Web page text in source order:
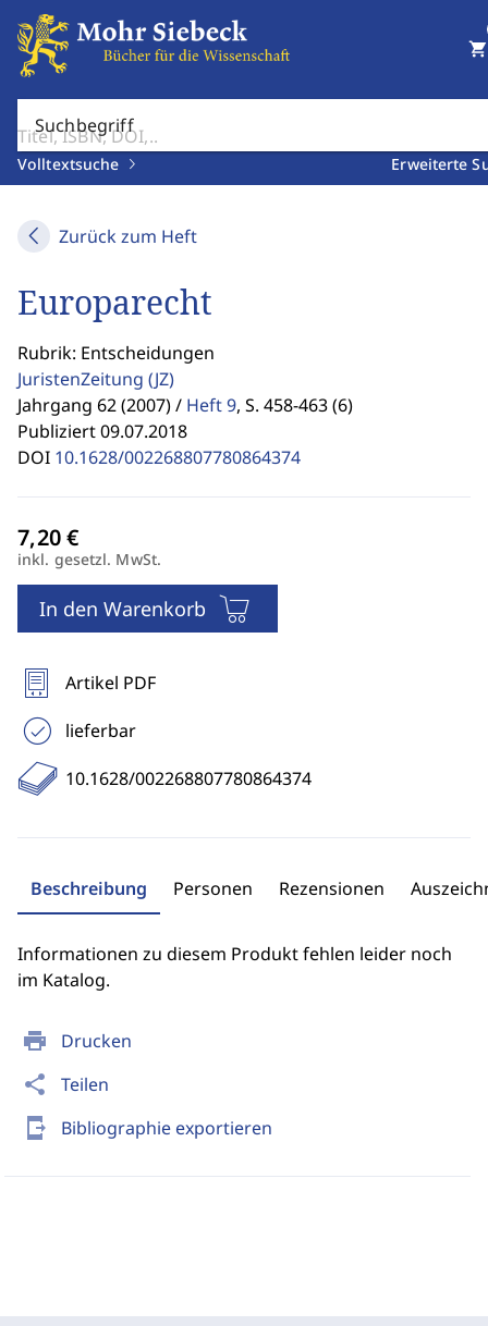
Suchbegriff
Volltextsuche Erweiterte
shopping_cart
Zurück zum Heft
print Drucken
share Teilen
send_to_mobile Bibliographie exportieren
Europarecht
Rubrik: Entscheidungen
JuristenZeitung (JZ)
Jahrgang 62 (2007) / Heft 9, S. 458-463 (6)
Publiziert 09.07.2018
DOI 10.1628/002268807780864374
inkl. gesetzl. MwSt.
In den Warenkorb
Artikel PDF
lieferbar
10.1628/002268807780864374
Beschreibung Personen Rezensionen
Informationen zu diesem Produkt fehlen leider noch
im Katalog.